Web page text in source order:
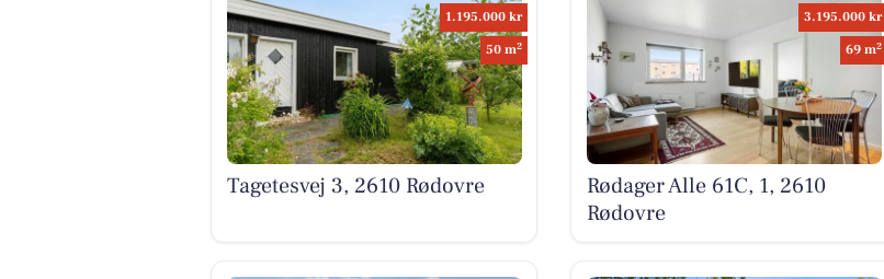
1.195.000 kr
50 m2
Tagetesvej 3, 2610 Rødovre
3.195.000 kr
69 m2
Rødager Alle 61C, 1, 2610
Rødovre